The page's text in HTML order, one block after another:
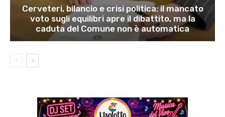
Cerveteri, bilancio e crisi politica: il mancato
voto sugli equilibri apre il dibattito, ma la
caduta del Comune non è automatica